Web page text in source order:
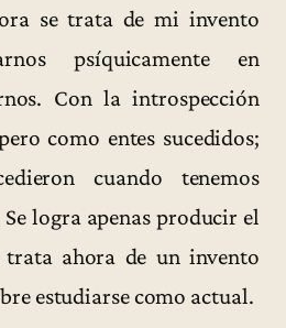
se trata de mi invento
psíquicamente en
Con la introspección
como entes sucedidos;
cuando tenemos
logra apenas producir el
trata ahora de un invento
estudiarse como actual.